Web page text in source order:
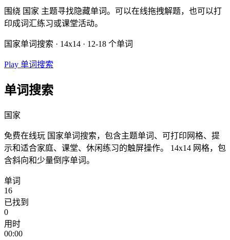
围绕 国家 主题寻找隐藏单词。可以在线拖拽解题，也可以打
印成词汇练习或课堂活动。
国家单词搜索 · 14x14 · 12-18 个单词
Play 单词搜索
单词搜索
国家
免费在线玩 国家单词搜索，包含主题单词、可打印网格、提
示和适合家庭、课堂、休闲练习的触屏操作。
14x14 网格，包
含斜向和少量倒序单词。
单词
16
已找到
0
用时
00:00